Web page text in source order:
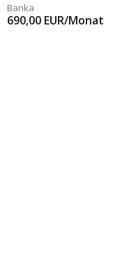
Banka
690,00 EUR/Monat